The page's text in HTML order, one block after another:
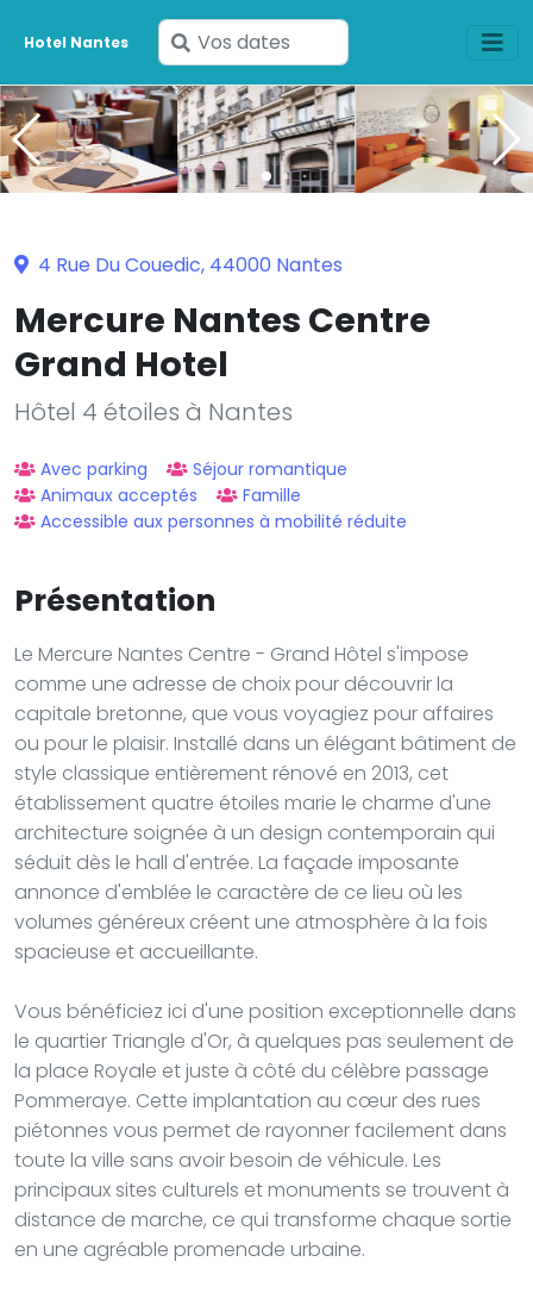
Hotel Nantes
Saisissez
vos
dates
4 Rue Du Couedic, 44000 Nantes
Mercure Nantes Centre
Grand Hotel
Hôtel 4 étoiles à Nantes
Avec parking
Séjour romantique
Animaux acceptés
Famille
Accessible aux personnes à mobilité réduite
Présentation
Le Mercure Nantes Centre - Grand Hôtel s'impose
comme une adresse de choix pour découvrir la
capitale bretonne, que vous voyagiez pour affaires
ou pour le plaisir. Installé dans un élégant bâtiment de
style classique entièrement rénové en 2013, cet
établissement quatre étoiles marie le charme d'une
architecture soignée à un design contemporain qui
séduit dès le hall d'entrée. La façade imposante
annonce d'emblée le caractère de ce lieu où les
volumes généreux créent une atmosphère à la fois
spacieuse et accueillante.
Vous bénéficiez ici d'une position exceptionnelle dans
le quartier Triangle d'Or, à quelques pas seulement de
la place Royale et juste à côté du célèbre passage
Pommeraye. Cette implantation au cœur des rues
piétonnes vous permet de rayonner facilement dans
toute la ville sans avoir besoin de véhicule. Les
principaux sites culturels et monuments se trouvent à
distance de marche, ce qui transforme chaque sortie
en une agréable promenade urbaine.